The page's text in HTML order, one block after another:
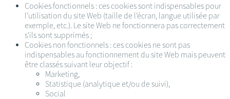
Cookies fonctionnels : ces cookies sont indispensables pour
l’utilisation du site Web (taille de l’écran, langue utilisée par
exemple, etc.). Le site Web ne fonctionnera pas correctement
s'ils sont supprimés ;
Cookies non fonctionnels : ces cookies ne sont pas
indispensables au fonctionnement du site Web mais peuvent
être classés suivant leur objectif :
Marketing,
Statistique (analytique et/ou de suivi),
Social